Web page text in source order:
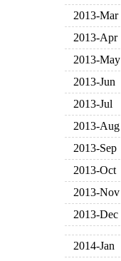
2013-Mar
2013-Apr
2013-May
2013-Jun
2013-Jul
2013-Aug
2013-Sep
2013-Oct
2013-Nov
2013-Dec
2014-Jan